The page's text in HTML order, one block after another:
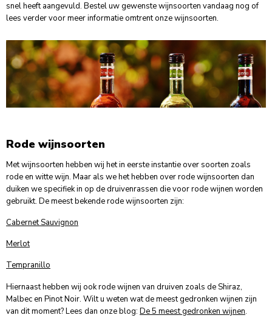
snel heeft aangevuld. Bestel uw gewenstewijnsoorten vandaag nog of
lees verder voor meer informatie omtrent onze wijnsoorten.
Rode wijnsoorten
Met wijnsoorten hebben wij het in eerste instantie over soorten zoals
rode en witte wijn. Maar als we het hebben over rode wijnsoorten dan
duiken we specifiek in op de druivenrassen die voor rode wijnen worden
gebruikt. De meest bekende rode wijnsoorten zijn:
Cabernet Sauvignon
Merlot
Tempranillo
Hiernaast hebben wij ook rode wijnen van druiven zoals de Shiraz,
Malbec en Pinot Noir. Wilt u weten wat de meest gedronken wijnen zijn
van dit moment? Lees dan onze blog: De 5 meest gedronken wijnen.